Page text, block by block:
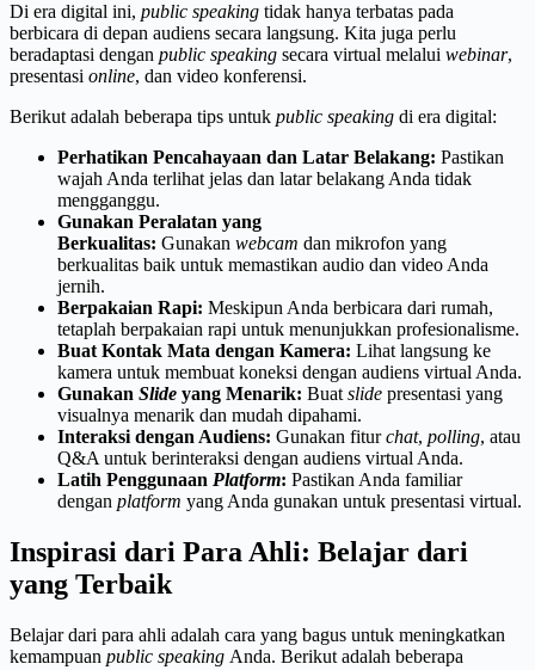
Di era digital ini, public speaking tidak hanya terbatas pada
berbicara di depan audiens secara langsung. Kita juga perlu
beradaptasi dengan public speaking secara virtual melalui webinar,
presentasi online, dan video konferensi.
Berikut adalah beberapa tips untuk public speaking di era digital:
Perhatikan Pencahayaan dan Latar Belakang: Pastikan
wajah Anda terlihat jelas dan latar belakang Anda tidak
mengganggu.
Gunakan Peralatan yang
Berkualitas: Gunakan webcam dan mikrofon yang
berkualitas baik untuk memastikan audio dan video Anda
jernih.
Berpakaian Rapi: Meskipun Anda berbicara dari rumah,
tetaplah berpakaian rapi untuk menunjukkan profesionalisme.
Buat Kontak Mata dengan Kamera: Lihat langsung ke
kamera untuk membuat koneksi dengan audiens virtual Anda.
Gunakan Slide yang Menarik: Buat slide presentasi yang
visualnya menarik dan mudah dipahami.
Interaksi dengan Audiens: Gunakan fiturchat, polling, atau
Q&A untuk berinteraksi dengan audiens virtual Anda.
Latih Penggunaan Platform: Pastikan Anda familiar
dengan platform yang Anda gunakan untuk presentasi virtual.
Inspirasi dari Para Ahli: Belajar dari
yang Terbaik
Belajar dari para ahli adalah cara yang bagus untuk meningkatkan
kemampuan public speaking Anda. Berikut adalah beberapa